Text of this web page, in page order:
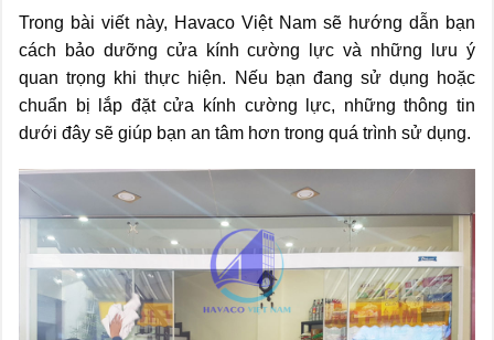
Trong bài viết này, Havaco Việt Nam sẽ hướng dẫn bạn
cách bảo dưỡng cửa kính cường lực và những lưu ý
quan trọng khi thực hiện. Nếu bạn đang sử dụng hoặc
chuẩn bị lắp đặt cửa kính cường lực, những thông tin
dưới đây sẽ giúp bạn an tâm hơn trong quá trình sử dụng.